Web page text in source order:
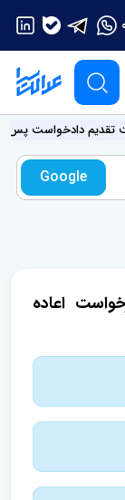
تقدیم دادخواست پس
Google
اعاده